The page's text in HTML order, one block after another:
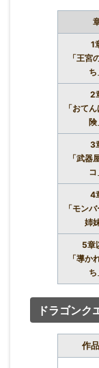
1
「王宮
ち
2
「おて
険
3
「武器
コ
4
「モン
姉
5章
「導か
ち
ドラゴンク
作